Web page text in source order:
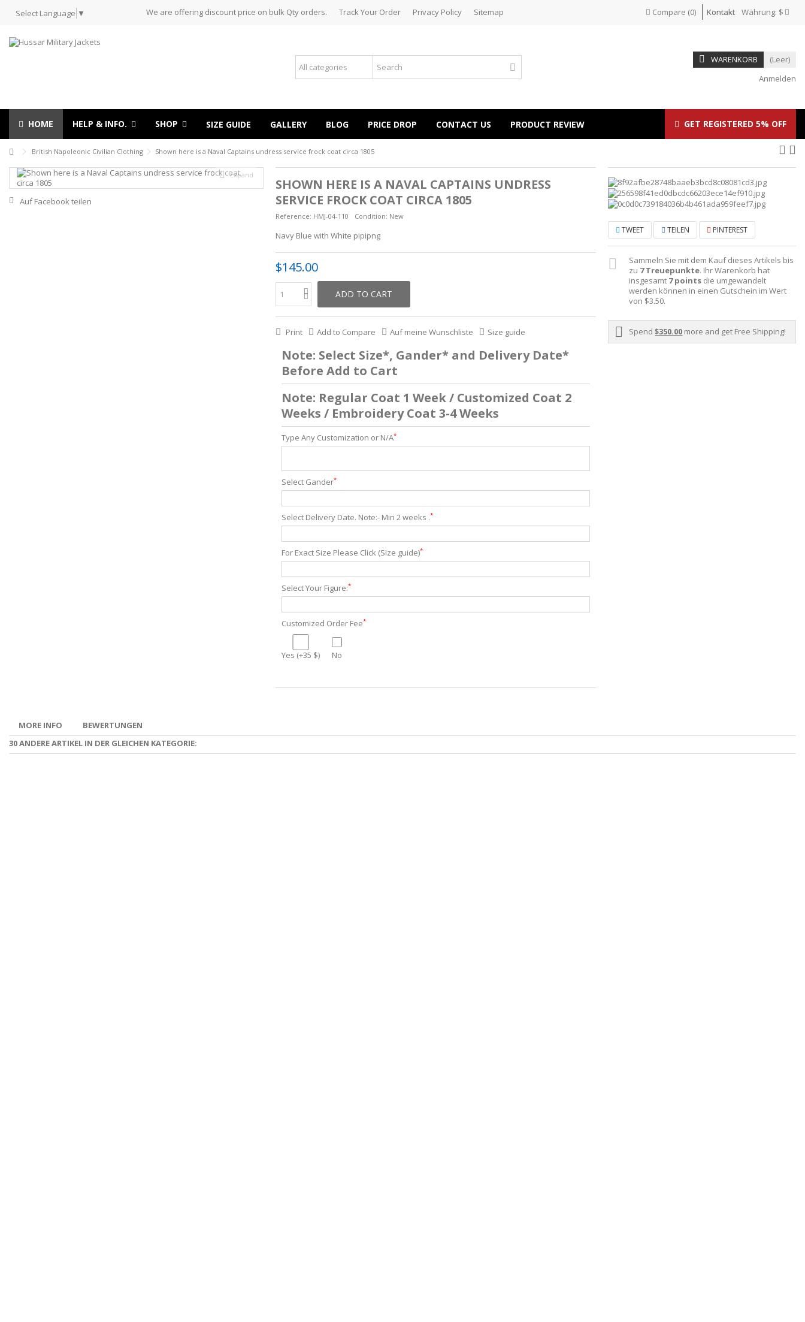
Select Language ▼ Währung: $
Kontakt
We are offering discount price on bulk Qty orders. Track Your Order Privacy Policy Sitemap Compare (0)
WARENKORB
(Leer)
Anmelden
HOME HELP & INFO. SHOP SIZE GUIDE GALLERY BLOG PRICE DROP CONTACT US GET REGISTERED 5% OFF
PRODUCT REVIEW
British Napoleonic Civilian Clothing Shown here is a Naval Captains undress service frock coat circa 1805
Expand
Auf Facebook teilen
SHOWN HERE IS A NAVAL CAPTAINS UNDRESS
SERVICE FROCK COAT CIRCA 1805
Reference: HMJ-04-110 Condition: New
Navy Blue with White pipipng
$145.00
ADD TO CART
Print Add to Compare Auf meine Wunschliste Size guide
Note: Select Size*, Gander* and Delivery Date*
Before Add to Cart
Note: Regular Coat 1 Week / Customized Coat 2
Weeks / Embroidery Coat 3-4 Weeks
Type Any Customization or N/A*
Select Gander*
Select Delivery Date. Note:- Min 2 weeks .*
For Exact Size Please Click (Size guide)*
Select Your Figure:*
Customized Order Fee*
Yes (+35 $) No
TWEET TEILEN PINTEREST
Sammeln Sie mit dem Kauf dieses Artikels bis
zu 7Treuepunkte. Ihr Warenkorb hat
insgesamt 7points die umgewandelt
werden können in einen Gutschein im Wert
von $3.50.
Spend$350.00 more and get Free Shipping!
MORE INFO
BEWERTUNGEN
30 ANDERE ARTIKEL IN DER GLEICHEN KATEGORIE: